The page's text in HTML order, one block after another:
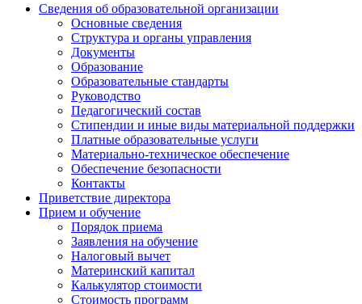
Сведения об образовательной организации
Основные сведения
Структура и органы управления
Документы
Образование
Образовательные стандарты
Руководство
Педагогический состав
Стипендии и иные виды материальной поддержки
Платные образовательные услуги
Материально-техническое обеспечение
Обеспечение безопасности
Контакты
Приветствие директора
Прием и обучение
Порядок приема
Заявления на обучение
Налоговый вычет
Материнский капитал
Калькулятор стоимости
Стоимость программ